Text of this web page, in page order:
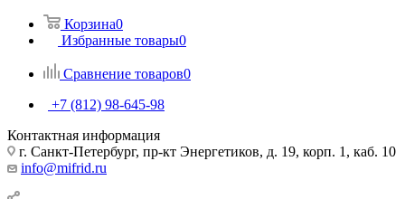
Корзина0
Избранные товары0
Сравнение товаров0
+7 (812) 98-645-98
Контактная информация
г. Санкт-Петербург, пр-кт Энергетиков, д. 19, корп. 1, каб. 10
info@mifrid.ru